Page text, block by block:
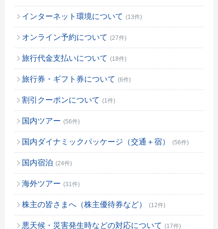
インターネット環境について (13件)
オンライン予約について (27件)
旅行代金支払いについて (18件)
旅行券・ギフト券について (6件)
割引クーポンについて (1件)
国内ツアー (56件)
国内ダイナミックパッケージ（交通＋宿） (56件)
国内宿泊 (24件)
海外ツアー (31件)
株主の皆さまへ（株主優待券など） (12件)
悪天候・災害発生時などの対応について (17件)